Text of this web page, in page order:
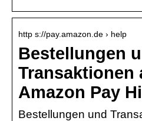
http s://pay.amazon.de › help
Bestellungen
Transaktionen
Amazon Pay
Bestellungen und